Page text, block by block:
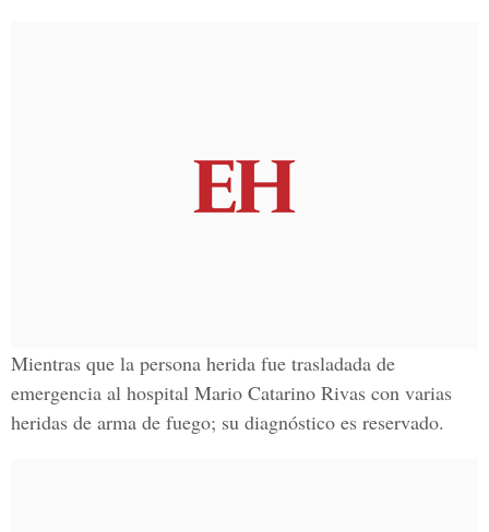
Mientras que la persona herida fue trasladada de
emergencia al hospital Mario Catarino Rivas con varias
heridas de arma de fuego; su diagnóstico es reservado.